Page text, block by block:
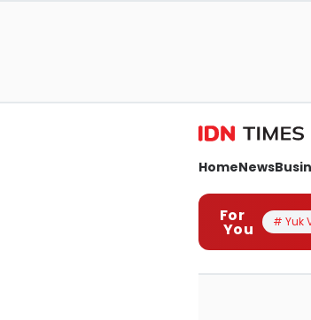
HomeNews
For
You # Yuk